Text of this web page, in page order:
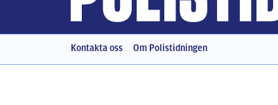
Kontakta oss Om Polistidningen